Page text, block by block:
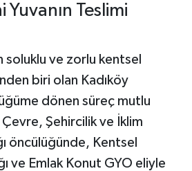
Yuvanın Teslimi
soluklu ve zorlu kentsel
biri olan Kadıköy
dönen süreç mutlu
Şehircilik ve İklim
öncülüğünde, Kentsel
ve Emlak Konut GYO eliyle